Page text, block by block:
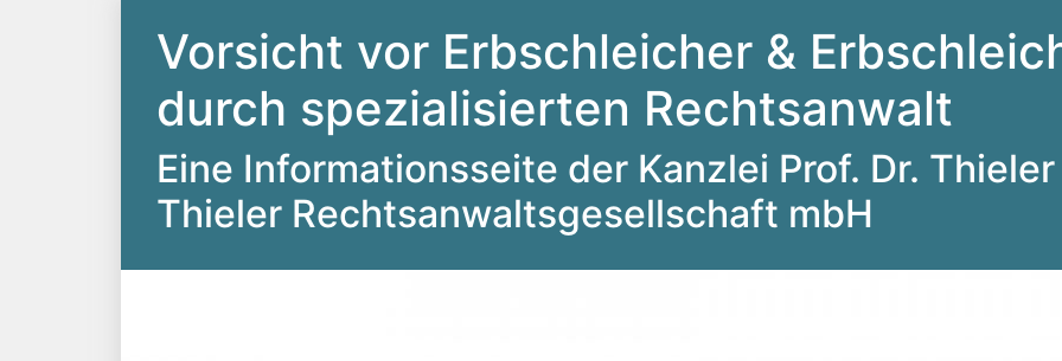
Vorsicht vor Erbschleicher &
durch spezialisierten Rechtsanwalt
Eine Informationsseite der Kanzlei Prof. Dr. Thieler
Thieler Rechtsanwaltsgesellschaft mbH